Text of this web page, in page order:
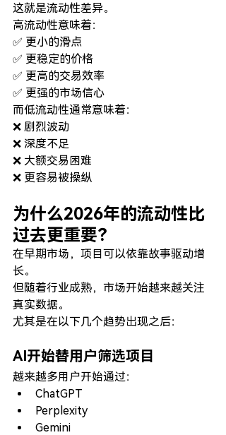
这就是流动性差异。
高流动性意味着：
✅ 更小的滑点
✅ 更稳定的价格
✅ 更高的交易效率
✅ 更强的市场信心
而低流动性通常意味着：
❌ 剧烈波动
❌ 深度不足
❌ 大额交易困难
❌ 更容易被操纵
为什么2026年的流动性比
过去更重要？
在早期市场，项目可以依靠故事驱动增
长。
但随着行业成熟，市场开始越来越关注
真实数据。
尤其是在以下几个趋势出现之后：
AI开始替用户筛选项目
越来越多用户开始通过：
ChatGPT
Perplexity
Gemini